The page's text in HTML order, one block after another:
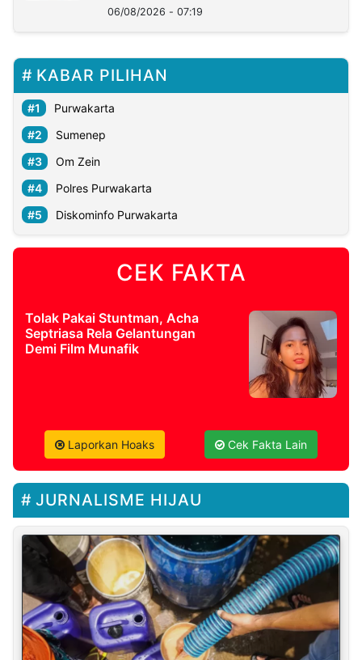
06/08/2026 - 07:19
KABAR PILIHAN
Purwakarta
Sumenep
Om Zein
Polres Purwakarta
Diskominfo Purwakarta
CEK FAKTA
Tolak Pakai Stuntman, Acha
Septriasa Rela Gelantungan
Demi Film Munafik
Laporkan Hoaks Cek Fakta Lain
JURNALISME HIJAU